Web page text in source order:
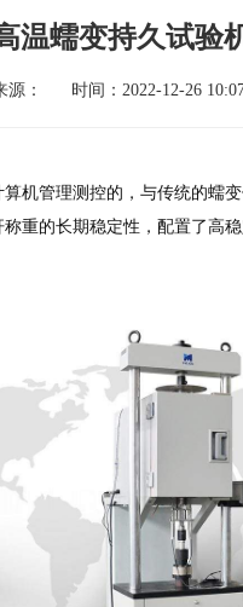
温蠕变持久试验
源： 时间：2022-12-26
机管理测控的，与传统的蠕
重的长期稳定性，配置了高